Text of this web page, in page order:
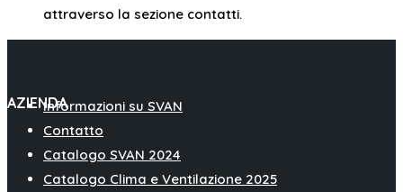
attraverso la sezione contatti.
AZIENDAInformazioni su SVAN
Contatto
Catalogo SVAN 2024
Catalogo Clima e Ventilazione 2025